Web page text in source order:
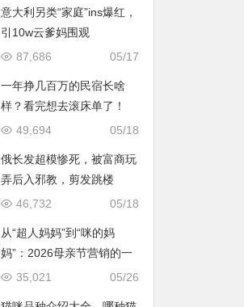
意大利另类“家庭”ins爆红，
引10w云爹妈围观
05/17
87,686
一年挣几百万的民宿长啥
样？看完想去滚床单了！
05/18
49,694
俄长发超模惨死，被富商玩
弄后入邪教，剪发跳楼
05/18
46,732
从“超人妈妈”到“咪的妈
妈”：2026母亲节营销的一
次温情破题
05/26
35,021